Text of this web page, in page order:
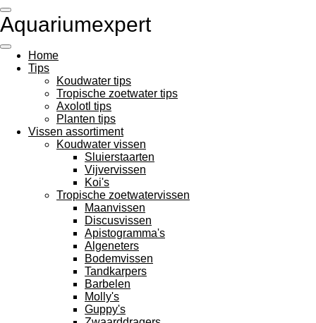
Ga
direct
naar
de
hoofdinhoud
Aquariumexpert
Home
Tips
Koudwater tips
Tropische zoetwater tips
Axolotl tips
Planten tips
Vissen assortiment
Koudwater vissen
Sluierstaarten
Vijvervissen
Koi's
Tropische zoetwatervissen
Maanvissen
Discusvissen
Apistogramma's
Algeneters
Bodemvissen
Tandkarpers
Barbelen
Molly's
Guppy's